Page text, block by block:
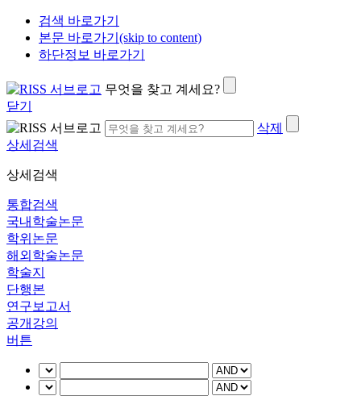
검색 바로가기
본문 바로가기(skip to content)
하단정보 바로가기
무엇을 찾고 계세요?
닫기
삭제
상세검색
상세검색
통합검색
국내학술논문
학위논문
해외학술논문
학술지
단행본
연구보고서
공개강의
버튼